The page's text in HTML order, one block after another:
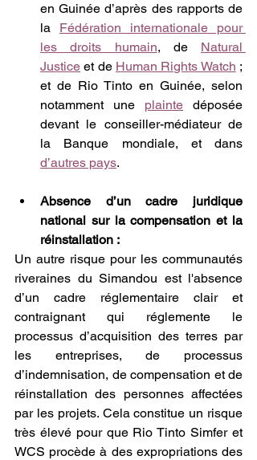
en Guinée d’après des rapports de
la Fédération internationale pour
les droits humain, de Natural
Justice et de Human Rights Watch ;
et de Rio Tinto en Guinée, selon
notamment une plainte déposée
devant le conseiller-médiateur de
d’autres pays.
Absence d’un cadre juridique
national sur la compensation et la
réinstallation :
Un autre risque pour les communautés
riveraines du Simandou est l'absence
d’un cadre réglementaire clair et
contraignant qui réglemente le
processus d’acquisition des terres par
les entreprises, de processus
d’indemnisation, de compensation et de
réinstallation des personnes affectées
par les projets. Cela constitue un risque
très élevé pour que Rio Tinto Simfer et
WCS procède à des expropriations des